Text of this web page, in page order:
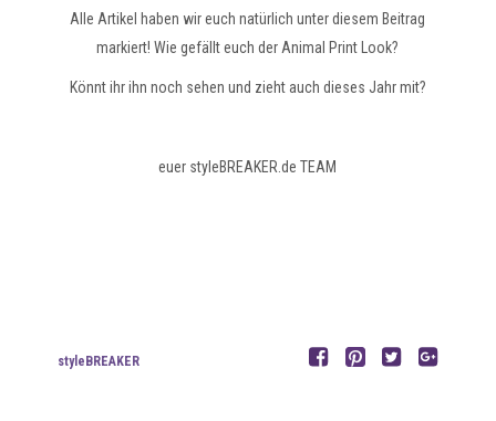
Alle Artikel haben wir euch natürlich unter diesem Beitrag
markiert! Wie gefällt euch der Animal Print Look?
Könnt ihr ihn noch sehen und zieht auch dieses Jahr mit?
euer styleBREAKER.de TEAM
styleBREAKER